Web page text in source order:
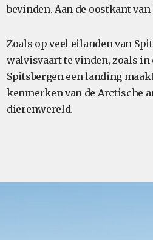
bevinden. Aan de oostkant
Zoals op veel eilanden van
walvisvaart te vinden, zoals in
Spitsbergen een landing
kenmerken van de Arctische
dierenwereld.